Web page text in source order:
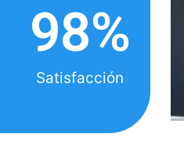
Satisfacción
98%